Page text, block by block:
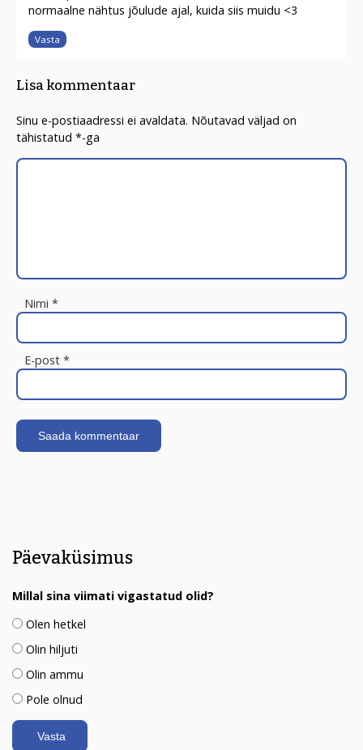
normaalne nähtus jõulude ajal, kuida siis muidu <3
Vasta
Lisa kommentaar
Sinu e-postiaadressi ei avaldata. Nõutavad väljad on
tähistatud *-ga
Nimi *
E-post *
Päevaküsimus
Millal sina viimati vigastatud olid?
Olen hetkel
Olin hiljuti
Olin ammu
Pole olnud